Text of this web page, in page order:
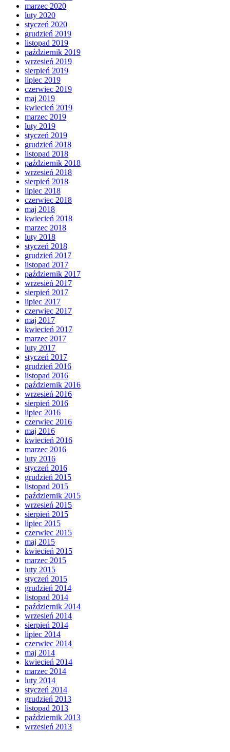
marzec 2020
luty 2020
styczeń 2020
grudzień 2019
listopad 2019
październik 2019
wrzesień 2019
sierpień 2019
lipiec 2019
czerwiec 2019
maj 2019
kwiecień 2019
marzec 2019
luty 2019
styczeń 2019
grudzień 2018
listopad 2018
październik 2018
wrzesień 2018
sierpień 2018
lipiec 2018
czerwiec 2018
maj 2018
kwiecień 2018
marzec 2018
luty 2018
styczeń 2018
grudzień 2017
listopad 2017
październik 2017
wrzesień 2017
sierpień 2017
lipiec 2017
czerwiec 2017
maj 2017
kwiecień 2017
marzec 2017
luty 2017
styczeń 2017
grudzień 2016
listopad 2016
październik 2016
wrzesień 2016
sierpień 2016
lipiec 2016
czerwiec 2016
maj 2016
kwiecień 2016
marzec 2016
luty 2016
styczeń 2016
grudzień 2015
listopad 2015
październik 2015
wrzesień 2015
sierpień 2015
lipiec 2015
czerwiec 2015
maj 2015
kwiecień 2015
marzec 2015
luty 2015
styczeń 2015
grudzień 2014
listopad 2014
październik 2014
wrzesień 2014
sierpień 2014
lipiec 2014
czerwiec 2014
maj 2014
kwiecień 2014
marzec 2014
luty 2014
styczeń 2014
grudzień 2013
listopad 2013
październik 2013
wrzesień 2013